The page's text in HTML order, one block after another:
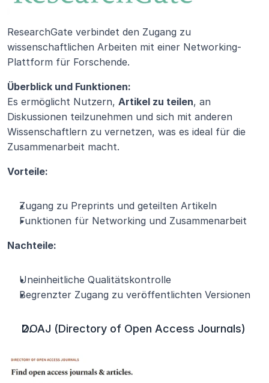
ResearchGate verbindet den Zugang zu
wissenschaftlichen Arbeiten mit einer Networking-
Plattform für Forschende.
Überblick und Funktionen:
Es ermöglicht Nutzern, Artikel zu teilen, an
Diskussionen teilzunehmen und sich mit anderen
Wissenschaftlern zu vernetzen, was es ideal für die
Zusammenarbeit macht.
Vorteile:
Zugang zu Preprints und geteilten Artikeln
Funktionen für Networking und Zusammenarbeit
Nachteile:
Uneinheitliche Qualitätskontrolle
Begrenzter Zugang zu veröffentlichten Versionen
DOAJ (Directory of Open Access Journals)